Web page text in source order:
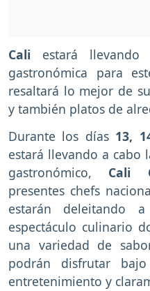
Cali estará
gastronómica para
resaltará lo mejor de
y también platos de
Durante los días 13,
estará llevando a cabo
gastronómico, Cali
presentes chefs
estarán deleitando
espectáculo culinario
una variedad de
podrán disfrutar
entretenimiento y